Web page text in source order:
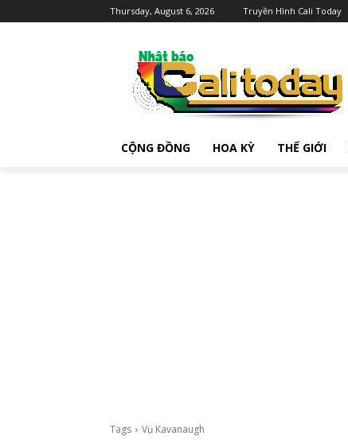
Thursday, August 6, 2026 Truyền Hình Cali Today
CỘNG ĐỒNG HOA KỲ THẾ GIỚI
Tags Vụ Kavanaugh